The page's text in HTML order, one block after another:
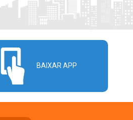
BAIXAR APP